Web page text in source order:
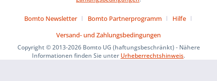
Bomto Newsletter Bomto Partnerprogramm
Hilfe
Versand- und Zahlungsbedingungen
Copyright © 2013-2026 Bomto UG (haftungsbeschränkt) - Nähere
Informationen finden Sie unter Urheberrechtshinweis.